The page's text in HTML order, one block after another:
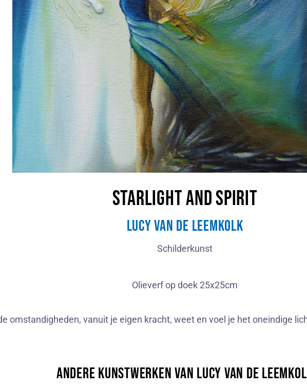
Starlight and Spirit
Lucy van de Leemkolk
Schilderkunst
Olieverf op doek 25x25cm
omstandigheden, vanuit je eigen kracht, weet en voel je het oneindige
Andere kunstwerken van Lucy van de